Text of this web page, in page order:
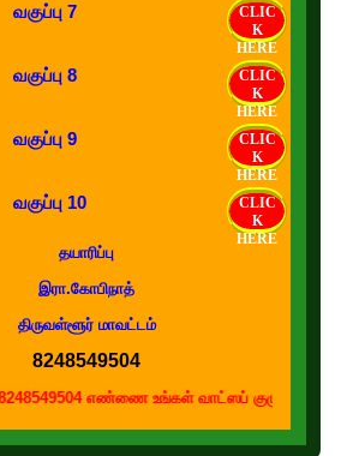
வகுப்பு 7
CLIC
K
HERE
வகுப்பு 8
CLIC
K
HERE
வகுப்பு 9
CLIC
K
HERE
வகுப்பு 10
CLIC
K
HERE
தயாரிப்பு
இரா.கோபிநாத்
திருவள்ளூர் மாவட்டம்
8248549504
உங்கள் வாட்ஸப் குழுக்களில் இணைக்கவும்